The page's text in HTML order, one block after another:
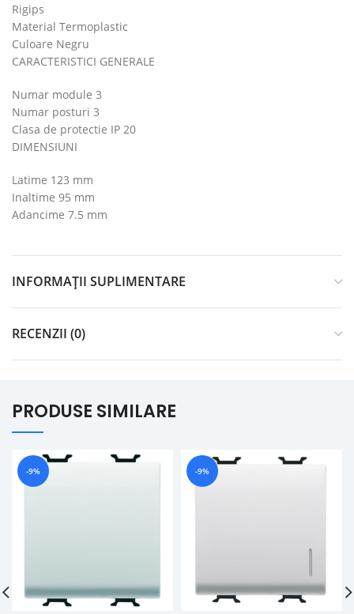
Rigips
Material Termoplastic
Culoare Negru
CARACTERISTICI GENERALE
Numar module 3
Numar posturi 3
Clasa de protectie IP 20
DIMENSIUNI
Latime 123 mm
Inaltime 95 mm
Adancime 7.5 mm
INFORMAȚII SUPLIMENTARE
RECENZII (0)
PRODUSE SIMILARE
-9% -9%